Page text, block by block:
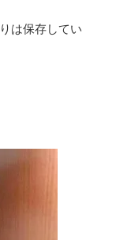
は保存してい